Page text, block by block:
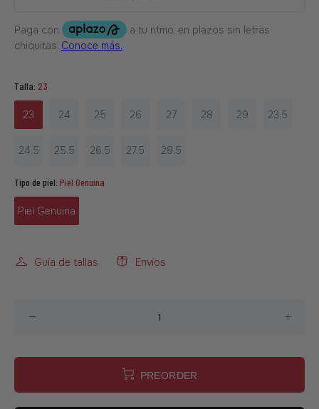
Talla: 23
23 24 25 26 27 28 29 23.5
24.5 25.5 26.5 27.5 28.5
Tipo de piel: Piel Genuina
Piel Genuina
Guía de tallas Envíos
PREORDER